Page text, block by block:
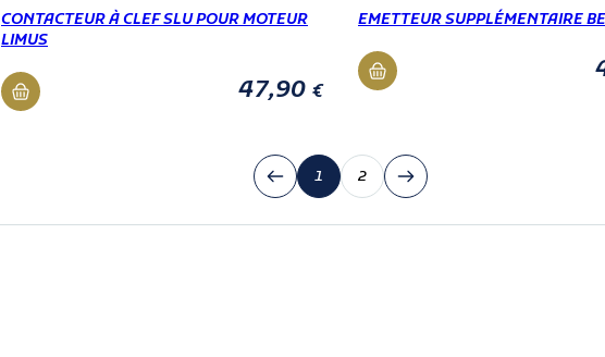
CONTACTEUR À CLEF SLU POUR MOTEUR
LIMUS
47,90 €
EMETTEUR SUPPLÉMENTAIRE
1 2